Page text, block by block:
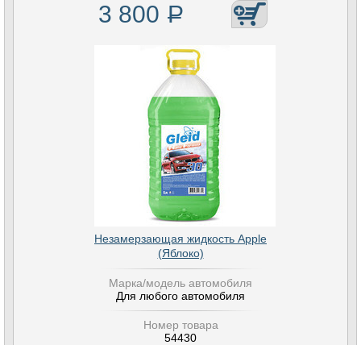
3 800 Р
Незамерзающая жидкость Apple
(Яблоко)
Марка/модель автомобиля
Для любого автомобиля
Номер товара
54430